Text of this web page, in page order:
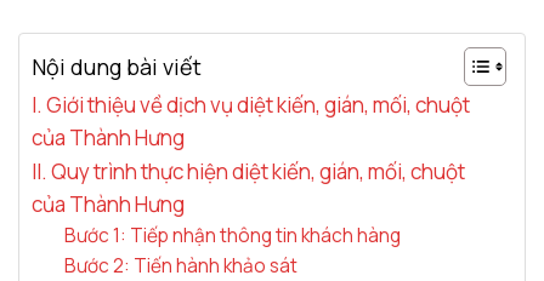
Nội dung bài viết
I. Giới thiệu về dịch vụ diệt kiến, gián, mối, chuột
của Thành Hưng
II. Quy trình thực hiện diệt kiến, gián, mối, chuột
của Thành Hưng
Bước 1: Tiếp nhận thông tin khách hàng
Bước 2: Tiến hành khảo sát